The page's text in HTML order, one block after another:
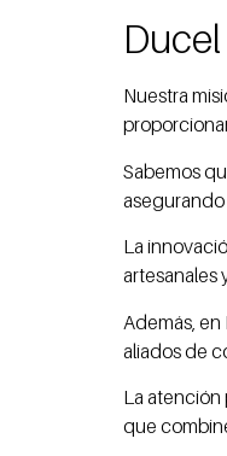
Nuestra
Sabemos
La
artesanales
Además,
aliados de
La atención
que